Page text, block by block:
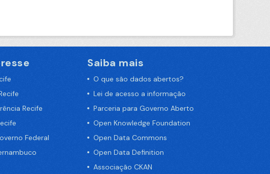
Recife
Federal
Saiba mais
O que são dados abertos?
Lei de acesso a informação
Parceria para Governo Aberto
Open Knowledge Foundation
Open Data Commons
Open Data Definition
Associação CKAN